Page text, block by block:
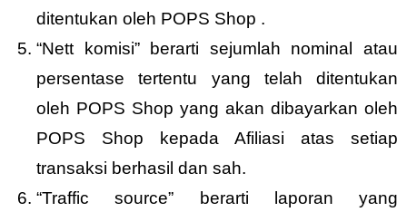
ditentukan oleh POPS Shop .
“Nett komisi” berarti sejumlah nominal atau
persentase tertentu yang telah ditentukan
oleh POPS Shop yang akan dibayarkan oleh
POPS Shop kepada Afiliasi atas setiap
transaksi berhasil dan sah.
“Traffic source” berarti laporan yang